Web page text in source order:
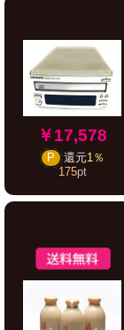
￥17,578
P 還元1％
175pt